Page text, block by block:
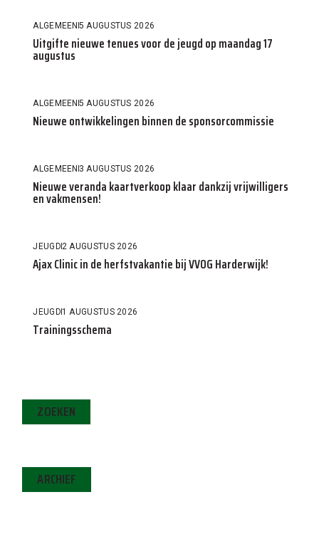
ALGEMEEN5 AUGUSTUS 2026
Uitgifte nieuwe tenues voor de jeugd op maandag 17
augustus
ALGEMEEN5 AUGUSTUS 2026
Nieuwe ontwikkelingen binnen de sponsorcommissie
ALGEMEEN3 AUGUSTUS 2026
Nieuwe veranda kaartverkoop klaar dankzij vrijwilligers
en vakmensen!
JEUGD2 AUGUSTUS 2026
Ajax Clinic in de herfstvakantie bij VVOG Harderwijk!
JEUGD1 AUGUSTUS 2026
Trainingsschema
ZOEKEN
ARCHIEF